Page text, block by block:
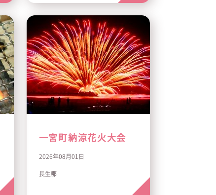
一宮町納涼花火大会
2026年08月01日
長生郡